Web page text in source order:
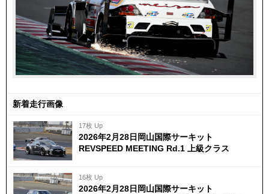
新着走行画像
17枚 Up
2026年2月28日岡山国際サーキット
REVSPEED MEETING Rd.1 上級クラス
16枚 Up
2026年2月28日岡山国際サーキット